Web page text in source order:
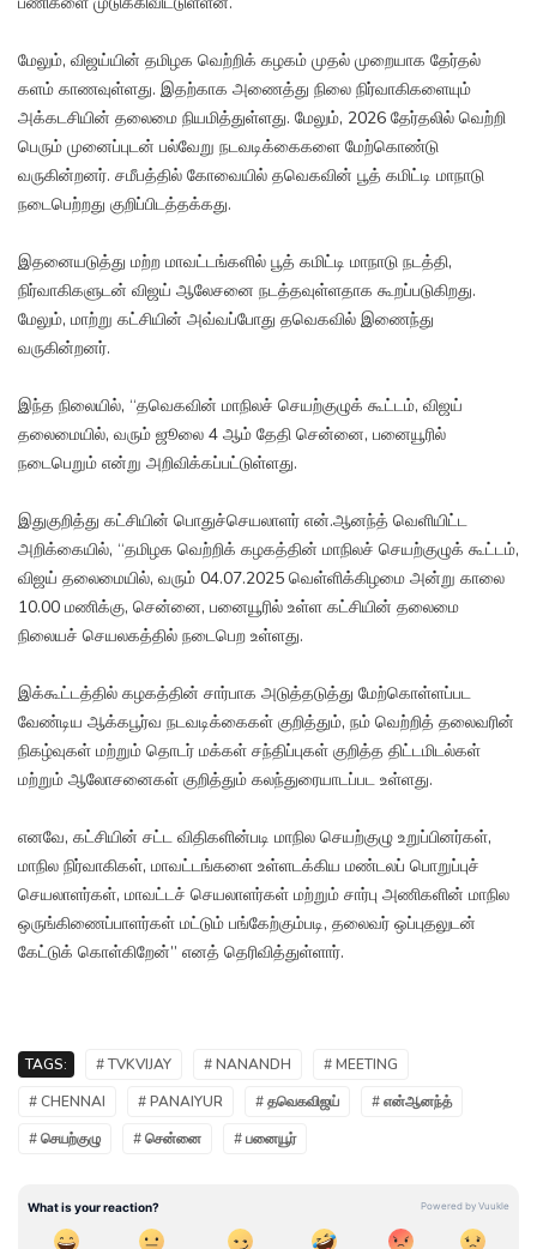
மேலும், விஜய்யின் தமிழக வெற்றிக் கழகம் முதல் முறையாக தேர்தல்
களம் காணவுள்ளது. இதற்காக அணைத்து நிலை நிர்வாகிகளையும்
அக்கடசியின் தலைமை நியமித்துள்ளது. மேலும், 2026 தேர்தலில் வெற்றி
பெரும் முனைப்புடன் பல்வேறு நடவடிக்கைகளை மேற்கொண்டு
வருகின்றனர். சமீபத்தில் கோவையில் தவெகவின் பூத் கமிட்டி மாநாடு
நடைபெற்றது குறிப்பிடத்தக்கது.
இதனையடுத்து மற்ற மாவட்டங்களில் பூத் கமிட்டி மாநாடு நடத்தி,
நிர்வாகிகளுடன் விஜய் ஆலேசனை நடத்தவுள்ளதாக கூறப்படுகிறது.
மேலும், மாற்று கட்சியின் அவ்வப்போது தவெகவில் இணைந்து
வருகின்றனர்.
இந்த நிலையில், “தவெகவின் மாநிலச் செயற்குழுக் கூட்டம், விஜய்
தலைமையில், வரும் ஜூலை 4 ஆம் தேதி சென்னை, பனையூரில்
நடைபெறும் என்று அறிவிக்கப்பட்டுள்ளது.
இதுகுறித்து கட்சியின் பொதுச்செயலாளர் என்.ஆனந்த் வெளியிட்ட
அறிக்கையில், “தமிழக வெற்றிக் கழகத்தின் மாநிலச் செயற்குழுக் கூட்டம்,
விஜய் தலைமையில், வரும் 04.07.2025 வெள்ளிக்கிழமை அன்று காலை
10.00 மணிக்கு, சென்னை, பனையூரில் உள்ள கட்சியின் தலைமை
நிலையச் செயலகத்தில் நடைபெற உள்ளது.
இக்கூட்டத்தில் கழகத்தின் சார்பாக அடுத்தடுத்து மேற்கொள்ளப்பட
வேண்டிய ஆக்கபூர்வ நடவடிக்கைகள் குறித்தும், நம் வெற்றித் தலைவரின்
நிகழ்வுகள் மற்றும் தொடர் மக்கள் சந்திப்புகள் குறித்த திட்டமிடல்கள்
மற்றும் ஆலோசனைகள் குறித்தும் கலந்துரையாடப்பட உள்ளது.
எனவே, கட்சியின் சட்ட விதிகளின்படி மாநில செயற்குழு உறுப்பினர்கள்,
மாநில நிர்வாகிகள், மாவட்டங்களை உள்ளடக்கிய மண்டலப் பொறுப்புச்
செயலாளர்கள், மாவட்டச் செயலாளர்கள் மற்றும் சார்பு அணிகளின் மாநில
ஒருங்கிணைப்பாளர்கள் மட்டும் பங்கேற்கும்படி, தலைவர் ஒப்புதலுடன்
கேட்டுக் கொள்கிறேன்” எனத் தெரிவித்துள்ளார்.
TAGS: # TVKVIJAY # NANANDH
# MEETING
# CHENNAI
# PANAIYUR # தவெகவிஜய்
# என்ஆனந்த்
# செயற்குழு
# சென்னை # பனையூர்